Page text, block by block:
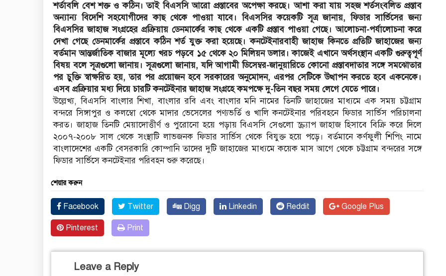
শর্তাবলি বেশ শক্ত ও কঠিন। তাই বিএসসি আরো প্রস্তাবের অপেক্ষা করছে। আশা করা যায় সহজ শর্তসংবলিত প্রস্তাব
অন্যান্য বিদেশি সহযোগীদের কাছ থেকে পাওয়া যাবে। বিএসসির কয়েকটি সূত্র জানায়, ফিডার সার্ভিসের জন্য
বিএসসির জাহাজ সংগ্রহের প্রক্রিয়ায় ডেনমার্কের কাছ থেকে একটি প্রস্তাব পাওয়া গেছে। আলোচনা-পর্যালোচনা করে
দেখা গেছে ডেনমার্কের প্রস্তাবে কঠিন শর্ত যুক্ত করা হয়েছে। কনটেইনারবাহী জাহাজ কিনতে প্রতিটি জাহাজের জন্য
বর্তমান আন্তর্জাতিক বাজার মূল্যে খরচ পড়বে ১৫ থেকে ২০ মিলিয়ন ডলার। কাজেই এখানে অর্থসংস্থান একটি গুরুত্বপূর্ণ
বিষয় বলে সূত্রগুলো জানায়। সূত্রগুলো জানায়, যদি আগামী ডিসেম্বর-জানুয়ারিতে কোনো প্রস্তাবদাতার সঙ্গে সমঝোতার
পর চুক্তি স্বাক্ষরিত হয়, তার পর প্রয়োজন হবে সরকারের অনুমোদন, এরপর সেটিকে উত্থাপন করতে হবে একনেকে।
এসব প্রক্রিয়ার মধ্য দিয়ে চারটি কনটেইনার জাহাজ সংগ্রহে কমপক্ষে দু-তিন বছর সময় লেগে যেতে পারে।
উল্লেখ্য, বিএসসি বাংলার শিখা, বাংলার রবি এবং বাংলার মনি নামের তিনটি জাহাজের মাধ্যমে এক সময় চট্টগ্রাম
বন্দরে সিঙ্গাপুর ও কলম্বো থেকে মাদার ভেসেলের পণ্যভর্তি ও খালি কনটেইনার পরিবহনে ফিডার সার্ভিস পরিচালনা
করত। জাহাজ তিনটি মেয়াদোত্তীর্ণ ও পুরোনো হয়ে পড়ায় বিএসসি সেগুলো স্ক্র্যাপ জাহাজ হিসাবে বিক্রি করে দিলে
২০০৭-২০০৮ সাল থেকে সংস্থাটি লাভজনক ফিডার সার্ভিস থেকে বিযুক্ত হয়ে পড়ে। বর্তমানে কর্ণফুলী শিপিং নামে
বাংলাদেশের একটি বেসরকারি কোম্পানি তাদের দুটি জাহাজের মাধ্যমে কয়েক মাস আগে থেকে চট্টগ্রাম বন্দরের সঙ্গে
ফিডার সার্ভিসে কনটেইনার পরিবহন শুরু করেছে।
শেয়ার করুন
Facebook Twitter Digg Linkedin Reddit Google Plus
Pinterest Print
Leave a Reply